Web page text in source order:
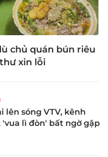
chủ quán bún riêu
xin lỗi
lên sóng VTV, kênh
'vua lì đòn' bất ngờ gặp